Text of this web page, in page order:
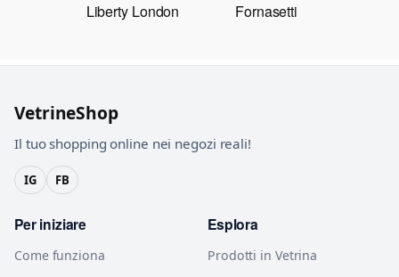
Liberty London Fornasetti
VetrineShop
Il tuo shopping online nei negozi reali!
IG FB
Per iniziare
Come funziona
Esplora
Prodotti in Vetrina